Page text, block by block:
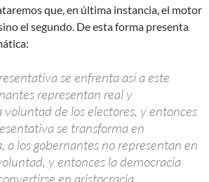
que, en última instancia, el motor
el segundo. De esta forma presenta
se enfrenta así a este
representan real y
de los electores, y entonces
se transforma en
o los gobernantes no representan en
y entonces la democracia
en aristocracia.